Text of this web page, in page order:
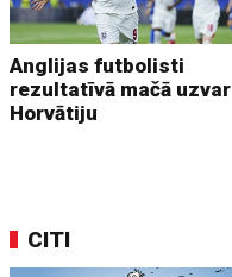
Anglijas futbolisti
rezultatīvā mačā uzvar
Horvātiju
CITI